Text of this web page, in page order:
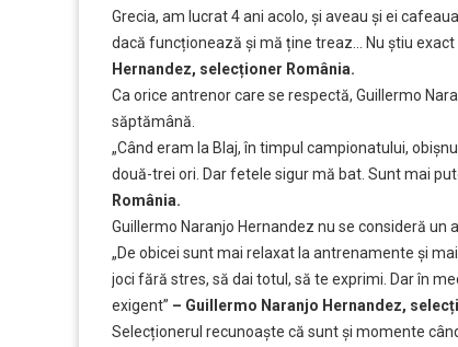
Grecia, am lucrat 4 ani acolo, și aveau și ei
dacă funcționează și mă ține treaz… Nu știu exact
Hernandez, selecționer România.
Ca orice antrenor care se respectă, Guillermo
săptămână.
„Când eram la Blaj, în timpul campionatului,
două-trei ori. Dar fetele sigur mă bat. Sunt mai
România.
Guillermo Naranjo Hernandez nu se consideră un
„De obicei sunt mai relaxat la antrenamente și
joci fără stres, să dai totul, să te exprimi. Dar în
exigent” – Guillermo Naranjo Hernandez,
Selecționerul recunoaște că sunt și momente